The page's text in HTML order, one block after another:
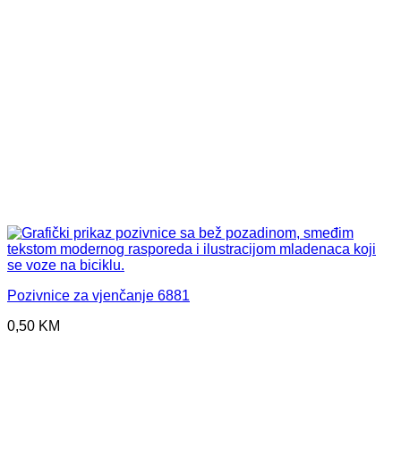
Pozivnice za vjenčanje 6881
0,50 KM